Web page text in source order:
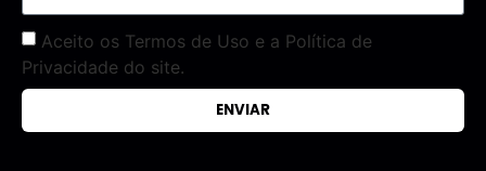
Aceito os Termos de Uso e a Política de
Privacidade do site.
ENVIAR